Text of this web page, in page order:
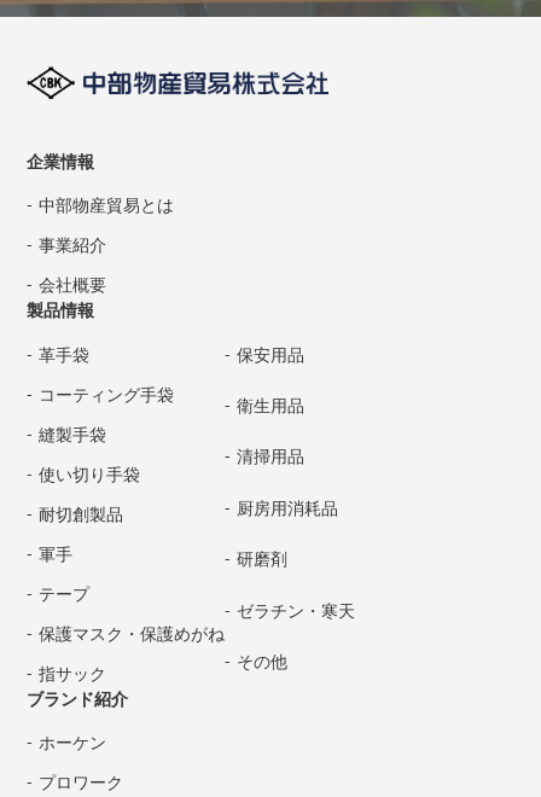
企業情報
中部物産貿易とは
事業紹介
会社概要
製品情報
革手袋
コーティング手袋
縫製手袋
使い切り手袋
耐切創製品
軍手
テープ
保護マスク・保護めがね
指サック
保安用品
衛生用品
清掃用品
厨房用消耗品
研磨剤
ゼラチン・寒天
その他
ブランド紹介
ホーケン
プロワーク